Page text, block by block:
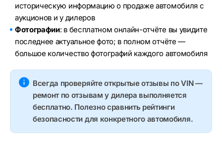
историческую информацию о продаже автомобиля с
аукционов и у дилеров
Фотографии: в бесплатном онлайн-отчёте вы увидите
последнее актуальное фото; в полном отчёте —
большое количество фотографий каждого автомобиля
Всегда проверяйте открытые отзывы по VIN —
ремонт по отзывам у дилера выполняется
бесплатно. Полезно сравнить рейтинги
безопасности для конкретного автомобиля.